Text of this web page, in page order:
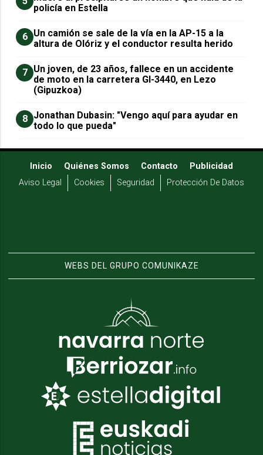
policía en Estella
6 Un camión se sale de la vía en la AP-15 a la
altura de Olóriz y el conductor resulta herido
7 Un joven, de 23 años, fallece en un accidente
de moto en la carretera GI-3440, en Lezo
(Gipuzkoa)
8 Jonathan Dubasin: "Vengo aquí para ayudar en
todo lo que pueda"
Inicio Quiénes Somos Contacto
Publicidad
Aviso Legal
Cookies Seguridad Protección De Datos
WEBS DEL GRUPO COMUNIKAZE